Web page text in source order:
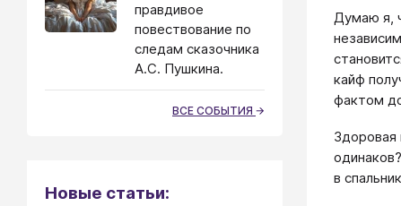
Думаю я,
кайф
фактом
Здоровая
в
правдивое
повествование по
следам сказочника
А.С. Пушкина.
ВСЕ СОБЫТИЯ
Новые статьи: